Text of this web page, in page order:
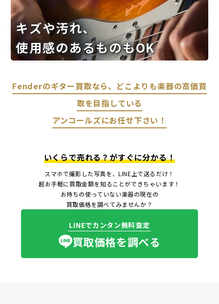
キズや汚れ、
使用感のあるものもOK
Fenderのギター買取なら、どこよりも楽器の高価買
取を目指している
アンコールズにお任せ下さい！
いくらで売れる？がすぐに分かる！
スマホで撮影した写真を、LINE上で送るだけ！
超お手軽に買取金額を知ることができちゃいます！
お持ちの使っていない楽器の現在の
買取価格を調べてみませんか？
LINEでカンタン無料査定
買取価格を調べる